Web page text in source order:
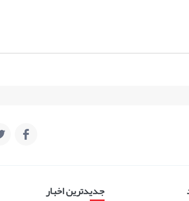
جدیدترین اخبار